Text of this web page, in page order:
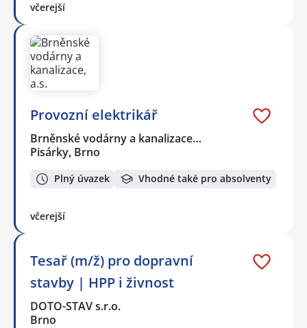
včerejší
Provozní elektrikář
Brněnské vodárny a kanalizace…
Pisárky, Brno
Plný úvazek Vhodné také pro absolventy
včerejší
Tesař (m/ž) pro dopravní
stavby | HPP i živnost
DOTO-STAV s.r.o.
Brno